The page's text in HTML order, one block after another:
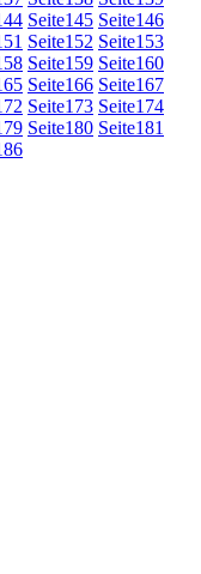
Seite145 Seite146
Seite152 Seite153
Seite159 Seite160
Seite166 Seite167
Seite173 Seite174
Seite180 Seite181